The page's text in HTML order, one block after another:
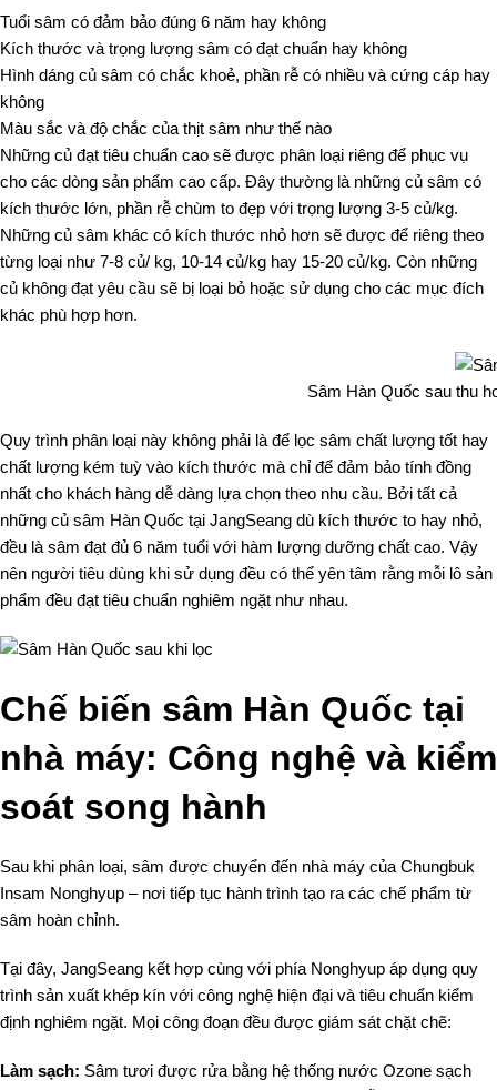
Tuổi sâm có đảm bảo đúng 6 năm hay không
Kích thước và trọng lượng sâm có đạt chuẩn hay không
Hình dáng củ sâm có chắc khoẻ, phần rễ có nhiều và cứng cáp hay
không
Màu sắc và độ chắc của thịt sâm như thế nào
Những củ đạt tiêu chuẩn cao sẽ được phân loại riêng để phục vụ
cho các dòng sản phẩm cao cấp. Đây thường là những củ sâm có
kích thước lớn, phần rễ chùm to đẹp với trọng lượng 3-5 củ/kg.
Những củ sâm khác có kích thước nhỏ hơn sẽ được để riêng theo
từng loại như 7-8 củ/ kg, 10-14 củ/kg hay 15-20 củ/kg. Còn những
củ không đạt yêu cầu sẽ bị loại bỏ hoặc sử dụng cho các mục đích
khác phù hợp hơn.
Sâm Hàn Quốc sau thu
Quy trình phân loại này không phải là để lọc sâm chất lượng tốt hay
chất lượng kém tuỳ vào kích thước mà chỉ để đảm bảo tính đồng
nhất cho khách hàng dễ dàng lựa chọn theo nhu cầu. Bởi tất cả
những củ sâm Hàn Quốc tại JangSeang dù kích thước to hay nhỏ,
đều là sâm đạt đủ 6 năm tuổi với hàm lượng dưỡng chất cao. Vậy
nên người tiêu dùng khi sử dụng đều có thể yên tâm rằng mỗi lô sản
phẩm đều đạt tiêu chuẩn nghiêm ngặt như nhau.
Chế biến sâm Hàn Quốc tại
nhà máy: Công nghệ và kiểm
soát song hành
Sau khi phân loại, sâm được chuyển đến nhà máy của Chungbuk
Insam Nonghyup – nơi tiếp tục hành trình tạo ra các chế phẩm từ
sâm hoàn chỉnh.
Tại đây, JangSeang kết hợp cùng với phía Nonghyup áp dụng quy
trình sản xuất khép kín với công nghệ hiện đại và tiêu chuẩn kiểm
định nghiêm ngặt. Mọi công đoạn đều được giám sát chặt chẽ:
Làm sạch: Sâm tươi được rửa bằng hệ thống nước Ozone sạch